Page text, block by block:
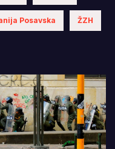
Posavska ŽZH